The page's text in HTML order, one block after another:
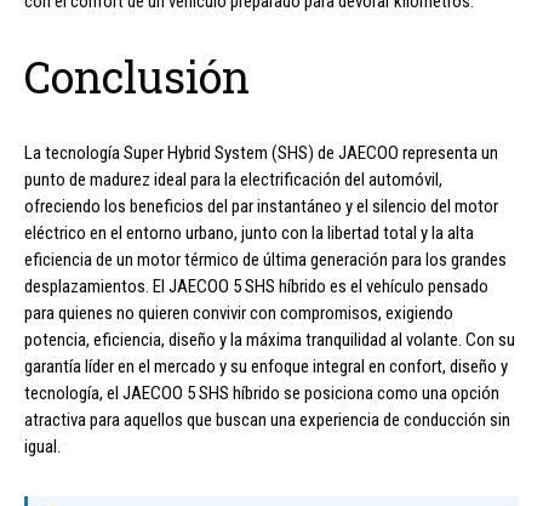
Conclusión
La tecnología Super Hybrid System (SHS) de JAECOO representa un
punto de madurez ideal para la electrificación del automóvil,
ofreciendo los beneficios del par instantáneo y el silencio del motor
eléctrico en el entorno urbano, junto con la libertad total y la alta
eficiencia de un motor térmico de última generación para los grandes
desplazamientos. El JAECOO 5 SHS híbrido es el vehículo pensado
para quienes no quieren convivir con compromisos, exigiendo
potencia, eficiencia, diseño y la máxima tranquilidad al volante. Con su
garantía líder en el mercado y su enfoque integral en confort, diseño y
tecnología, el JAECOO 5 SHS híbrido se posiciona como una opción
atractiva para aquellos que buscan una experiencia de conducción sin
igual.